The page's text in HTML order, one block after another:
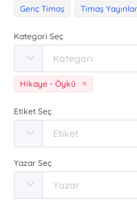
Genç Timaş Timaş
Kategori Seç
Hikaye - Öykü
Etiket Seç
Yazar Seç